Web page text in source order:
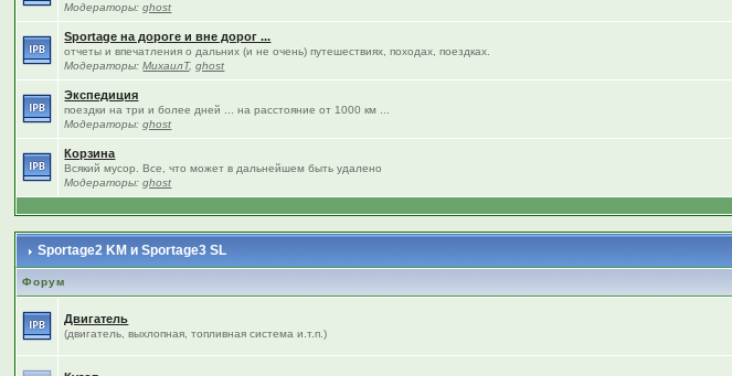
Модераторы:ghost
Sportage на дороге и вне дорог ...
отчеты и впечатления о дальних (и не очень) путешествиях, походах, поездках.
Модераторы:МихаилТ,ghost
Экспедиция
поездки на три и более дней ... на расстояние от 1000 км ...
Модераторы:ghost
Корзина
Всякий мусор. Все, что может в дальнейшем быть удалено
Модераторы:ghost
Sportage2 KM и Sportage3 SL
Форум
Двигатель
(двигатель, выхлопная, топливная система и.т.п.)